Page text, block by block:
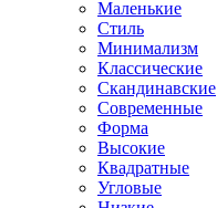
Маленькие
Стиль
Минимализм
Классические
Скандинавские
Современные
Форма
Высокие
Квадратные
Угловые